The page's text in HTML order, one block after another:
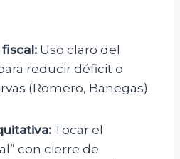
Uso claro del
reducir déficit o
(Romero, Banegas).
Tocar el
con cierre de